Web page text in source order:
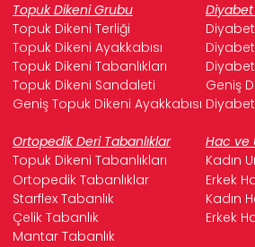
Topuk Dikeni Grubu
Topuk Dikeni Terliği
Diyabet
Topuk Dikeni Ayakkabısı
Topuk Dikeni Tabanlıkları
Topuk Dikeni Sandaleti
Geniş
Geniş Topuk Dikeni Ayakkabısı
Ortopedik Deri Tabanlıklar
Hac ve
Topuk Dikeni Tabanlıkları
Kadın
Ortopedik Tabanlıklar
Erkek
Starflex Tabanlık
Kadın
Çelik Tabanlık
Erkek
Mantar Tabanlık